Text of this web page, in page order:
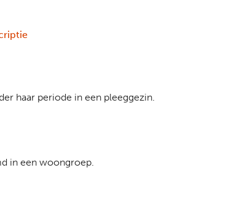
haar periode in een pleeggezin.
in een woongroep.